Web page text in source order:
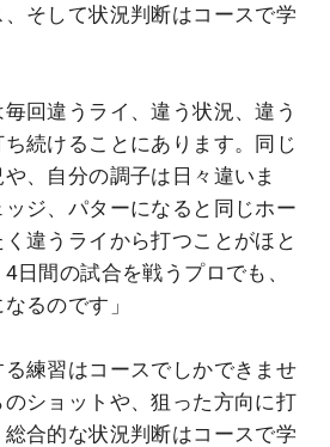
、そして状況判断はコースで学
毎回違うライ、違う状況、違う
続けることにあります。同じ
、自分の調子は日々違いま
ジ、パターになると同じホー
違うライから打つことがほと
日間の試合を戦うプロでも、
るのです」
る練習はコースでしかできませ
ショットや、狙った方向に打
合的な状況判断はコースで学